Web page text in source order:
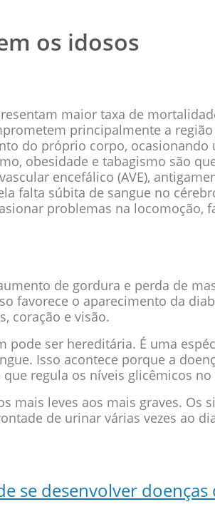
os idosos
maior taxa de
principalmente a
do próprio corpo, ocasionando
obesidade e tabagismo são
encefálico (AVE),
falta súbita de sangue no
problemas na locomoção,
de gordura e perda de
favorece o aparecimento da
coração e visão.
ser hereditária. É uma
Isso acontece porque a
regula os níveis glicêmicos no
mais leves aos mais graves. Os
de urinar várias vezes ao
se desenvolver doenças